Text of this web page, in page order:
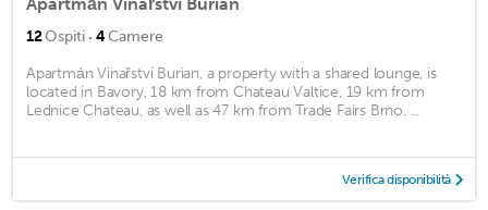
12Ospiti · 4Camere
Apartmán Vinařství Burian, a property with a shared lounge, is
located in Bavory, 18 km from Chateau Valtice, 19 km from
Lednice Chateau, as well as 47 km from Trade Fairs Brno. ...
Verifica disponibilità